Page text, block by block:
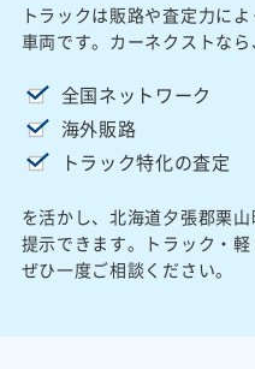
トラックは販路や査定力に
車両です。カーネクストなら
全国ネットワーク
海外販路
トラック特化の査定
を活かし、北海道夕張郡栗
提示できます。トラック・軽
ぜひ一度ご相談ください。